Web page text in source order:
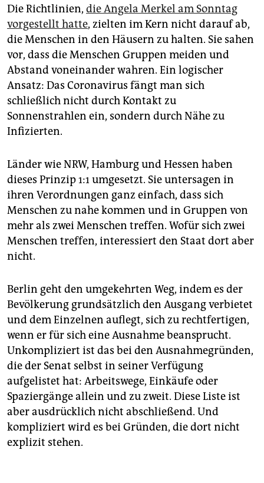
Die Richtlinien, die Angela Merkel am Sonntag
vorgestellt hatte, zielten im Kern nicht darauf ab,
die Menschen in den Häusern zu halten. Sie sahen
vor, dass die Menschen Gruppen meiden und
Abstand voneinander wahren. Ein logischer
Ansatz: Das Coronavirus fängt man sich
schließlich nicht durch Kontakt zu
Sonnenstrahlen ein, sondern durch Nähe zu
Infizierten.
Länder wie NRW, Hamburg und Hessen haben
dieses Prinzip 1:1 umgesetzt. Sie untersagen in
ihren Verordnungen ganz einfach, dass sich
Menschen zu nahe kommen und in Gruppen von
mehr als zwei Menschen treffen. Wofür sich zwei
Menschen treffen, interessiert den Staat dort aber
nicht.
Berlin geht den umgekehrten Weg, indem es der
Bevölkerung grundsätzlich den Ausgang verbietet
und dem Einzelnen auflegt, sich zu rechtfertigen,
wenn er für sich eine Ausnahme beansprucht.
Unkompliziert ist das bei den Ausnahmegründen,
die der Senat selbst in seiner Verfügung
aufgelistet hat: Arbeitswege, Einkäufe oder
Spaziergänge allein und zu zweit. Diese Liste ist
aber ausdrücklich nicht abschließend. Und
kompliziert wird es bei Gründen, die dort nicht
explizit stehen.